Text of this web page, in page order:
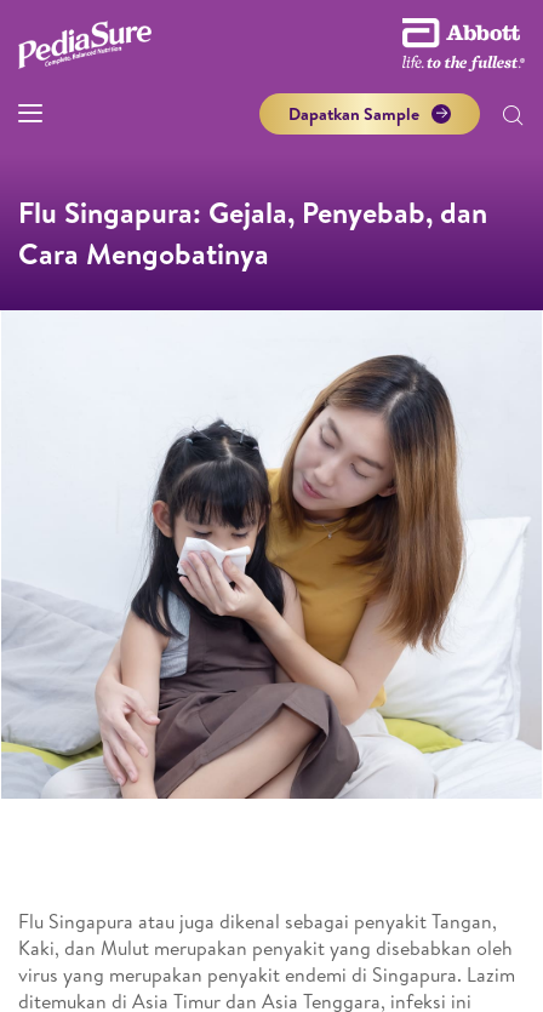
Dapatkan Sample
Flu Singapura: Gejala, Penyebab, dan
Cara Mengobatinya
Flu Singapura atau juga dikenal sebagai penyakit Tangan,
Kaki, dan Mulut merupakan penyakit yang disebabkan oleh
virus yang merupakan penyakit endemi di Singapura. Lazim
ditemukan di Asia Timur dan Asia Tenggara, infeksi ini